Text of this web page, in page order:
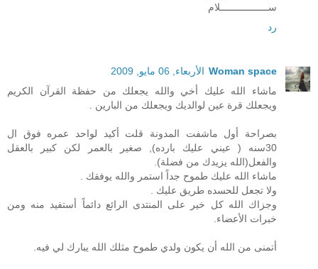
ســـــــــــــــــلام
رد
Woman space الأربعاء, 06 مايو, 2009
ماشاء الله عليك أخي والله يجعلك من حفظة القرآن الكريم
ويجعلك قرة عين لوالديك ويجعلك من البارين .
بصراحة أول ماشفت المدونة قلت أكيد لواحد عمره فوق ال
30سنه ( عيني عليك بارده), صغير بالعمر لكن كبير بالعقل
والفعل(الله يزيدك من فضلة).
ماشاء الله عليك طموح جداً استمر والله يوفقك .
ولا تجعل للحسده طريق عليك .
وجزاك الله كل خير على المنتدى الرائع دائماً أستفيد منه ومن
خبرات الأعضاء.
أتمنى من الله أن يكون ولدي طموح مثلك الله يبارك لي فيه.